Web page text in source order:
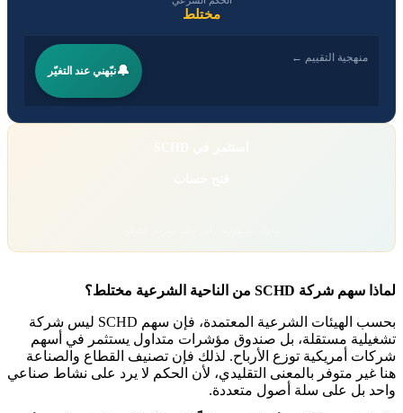
مختلط
منهجية التقييم ←
🔔نبّهني عند التغيّر
لماذا سهم شركة SCHD من الناحية الشرعية مختلط؟
بحسب الهيئات الشرعية المعتمدة، فإن سهم SCHD ليس شركة
تشغيلية مستقلة، بل صندوق مؤشرات متداول يستثمر في أسهم
شركات أمريكية توزع الأرباح. لذلك فإن تصنيف القطاع والصناعة
هنا غير متوفر بالمعنى التقليدي، لأن الحكم لا يرد على نشاط صناعي
واحد بل على سلة أصول متعددة.